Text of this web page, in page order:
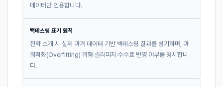
데이터만 인용합니다.
백테스팅 표기 원칙
전략 소개 시 실제 과거 데이터 기반 백테스팅 결과를 병기하며, 과
최적화(Overfitting) 위험·슬리피지·수수료 반영 여부를 명시합니
다.